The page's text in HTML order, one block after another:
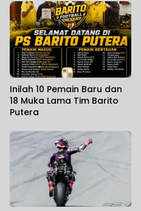
Inilah 10 Pemain Baru dan
18 Muka Lama Tim Barito
Putera